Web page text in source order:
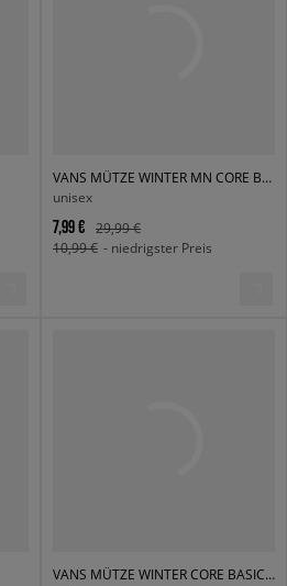
VANS MÜTZE WINTER MN CORE BASICS BEANIE
unisex
7,99 €
29,99 €
10,99 € - niedrigster Preis
VANS MÜTZE WINTER CORE BASICS BEANIE